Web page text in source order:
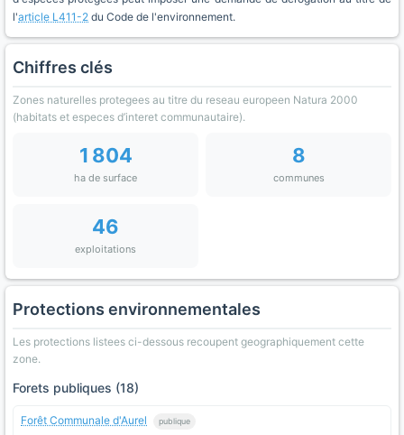
l'article L411-2 du Code de l'environnement.
Chiffres clés
Zones naturelles protegees au titre du reseau europeen Natura 2000
(habitats et especes d’interet communautaire).
1 804
ha de surface
8
communes
46
exploitations
Protections environnementales
Les protections listees ci-dessous recoupent geographiquement cette
zone.
Forets publiques (18)
Forêt Communale d'Aurel publique